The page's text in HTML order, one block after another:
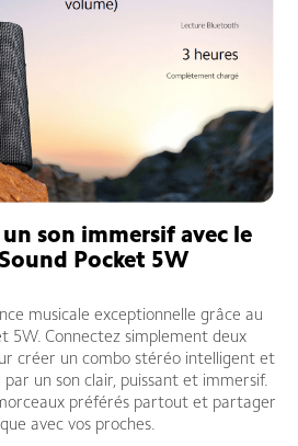
son immersif avec le
Pocket 5W
musicale exceptionnelle grâce au
5W. Connectez simplement deux
créer un combo stéréo intelligent et
par un son clair, puissant et immersif.
préférés partout et partager
avec vos proches.